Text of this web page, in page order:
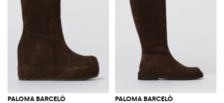
PALOMA BARCELÒ PALOMA BARCELÒ